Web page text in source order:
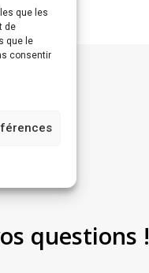
que les
de
que le
consentir
questions !